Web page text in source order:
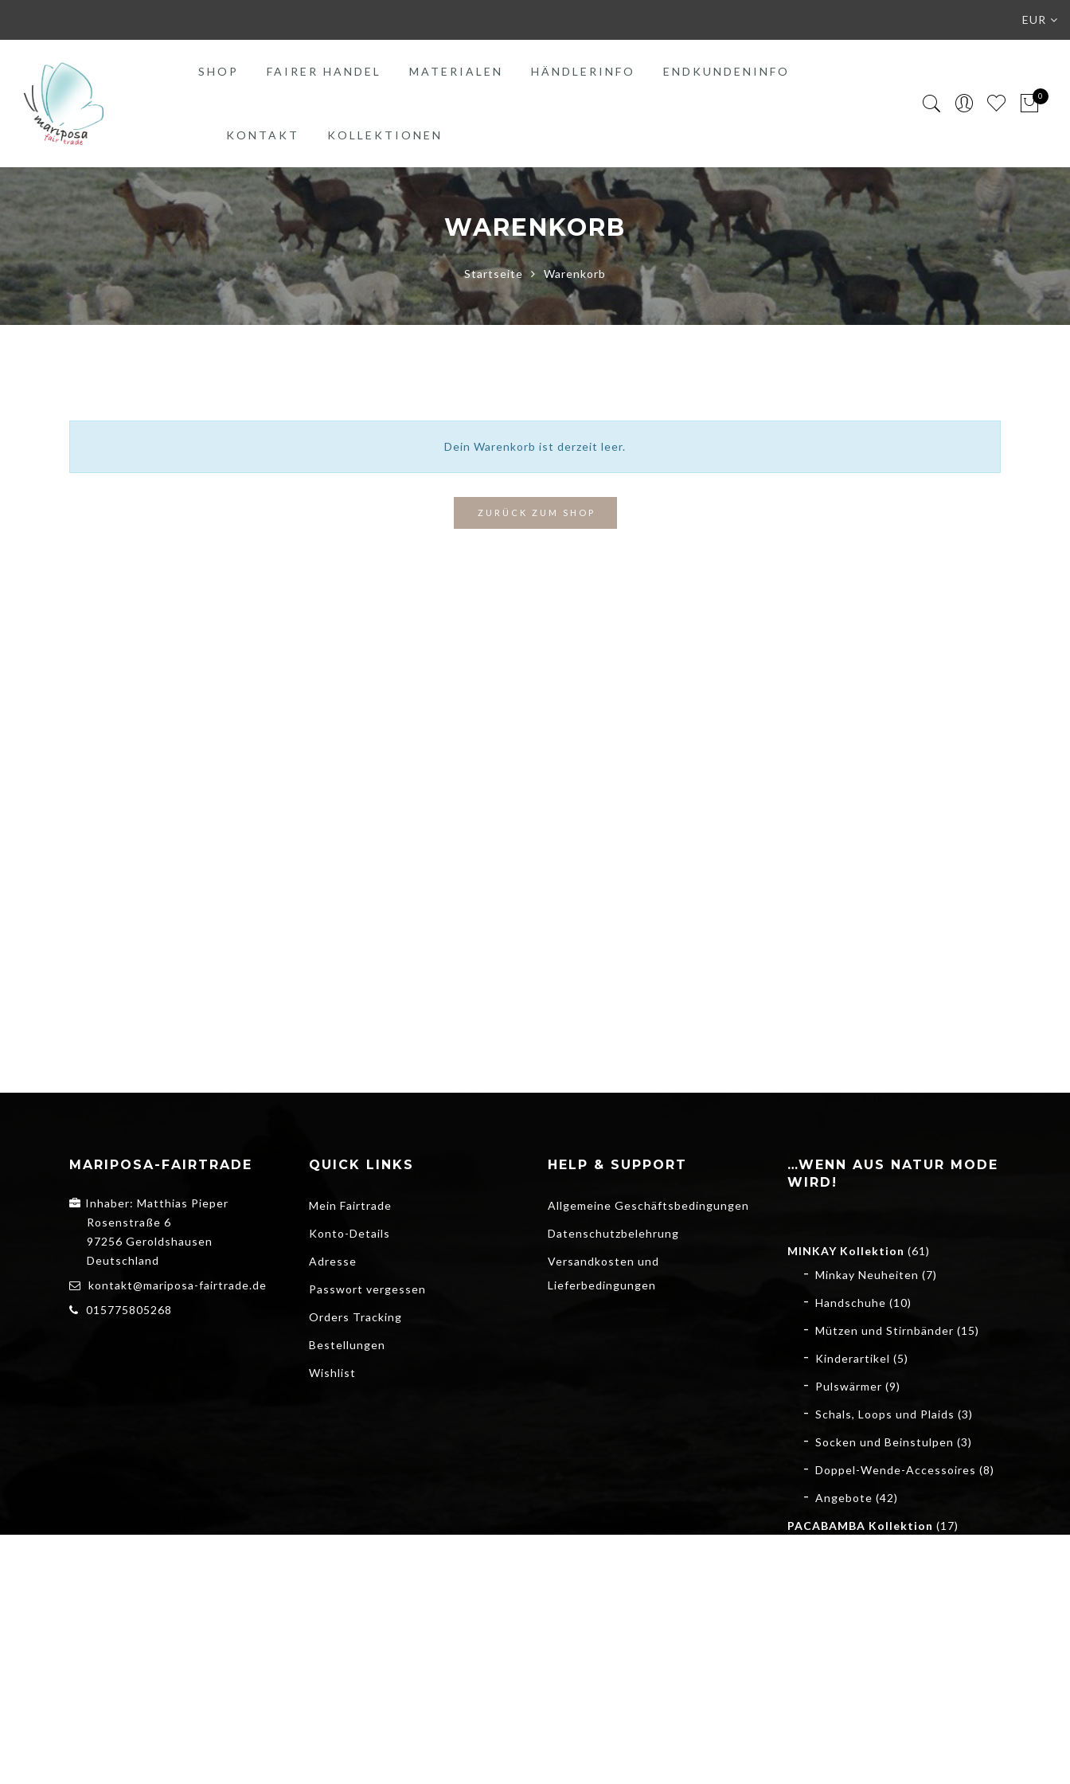
EUR
SHOP FAIRER HANDEL MATERIALEN HÄNDLERINFO ENDKUNDENINFO
KONTAKT KOLLEKTIONEN
0
WARENKORB
Startseite Warenkorb
Dein Warenkorb ist derzeit leer.
ZURÜCK ZUM SHOP
MARIPOSA-FAIRTRADE
Inhaber: Matthias Pieper
Rosenstraße 6
97256 Geroldshausen
Deutschland
kontakt@mariposa-fairtrade.de
015775805268
QUICK LINKS
Mein Fairtrade
Konto-Details
Adresse
Passwort vergessen
Orders Tracking
Bestellungen
Wishlist
HELP & SUPPORT
Allgemeine Geschäftsbedingungen
Datenschutzbelehrung
Versandkosten und
Lieferbedingungen
…WENN AUS NATUR MODE
WIRD!
MINKAY Kollektion (61)
Minkay Neuheiten (7)
Handschuhe (10)
Mützen und Stirnbänder (15)
Kinderartikel (5)
Pulswärmer (9)
Schals, Loops und Plaids (3)
Socken und Beinstulpen (3)
Doppel-Wende-Accessoires (8)
Angebote (42)
PACABAMBA Kollektion (17)